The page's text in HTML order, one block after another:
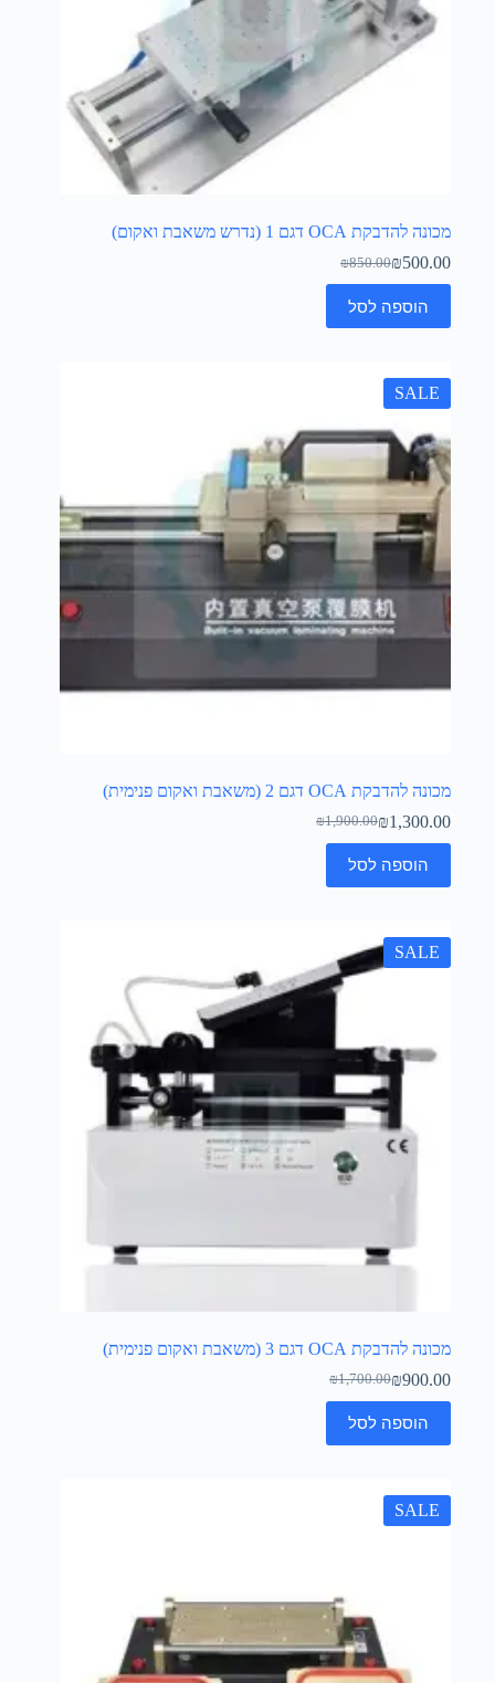
מכונה להדבקת OCA דגם 1 (נדרש משאבת ואקום)
₪850.00₪500.00
הוספה לסל
SALE
מכונה להדבקת OCA דגם 2 (משאבת ואקום פנימית)
₪1,900.00₪1,300.00
הוספה לסל
SALE
מכונה להדבקת OCA דגם 3 (משאבת ואקום פנימית)
₪1,700.00₪900.00
הוספה לסל
SALE